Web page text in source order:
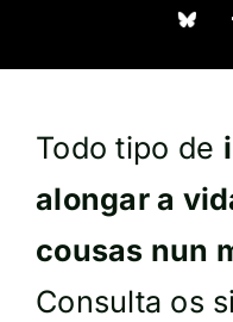
Establecementos
Dereito a reparar
Todo tipo de
alongar a
cousas nun
Consulta os